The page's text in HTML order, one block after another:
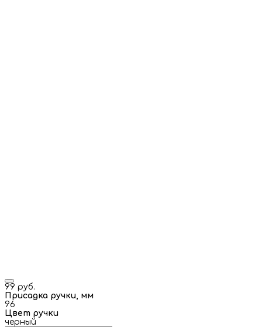
99 руб.
Присадка ручки, мм
96
Цвет ручки
черный